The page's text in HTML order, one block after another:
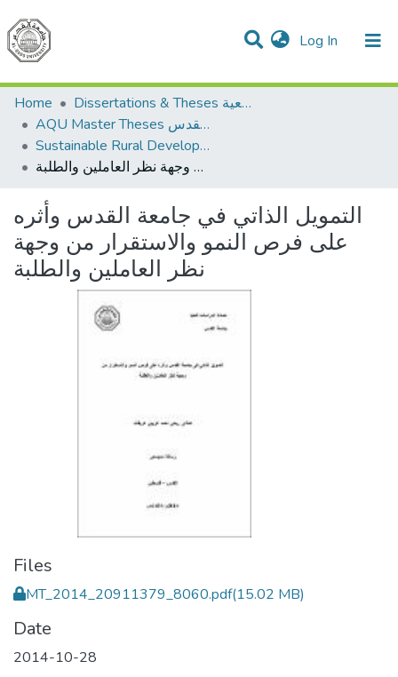
Log In (current)
Communities & Collections
All of DSpace
Home
Dissertations & Theses الرسائل الجامعية
AQU Master Theses الرسائل الجامعية الخاصة بجامعة القدس
Sustainable Rural Development التنمية الريفية المستدامة
التمويل الذاتي في جامعة القدس وأثره على فرص النمو والاستقرار من وجهة نظر العاملين والطلبة
التمويل الذاتي في جامعة القدس وأثره
على فرص النمو والاستقرار من وجهة
نظر العاملين والطلبة
Files
MT_2014_20911379_8060.pdf(15.02 MB)
Date
2014-10-28